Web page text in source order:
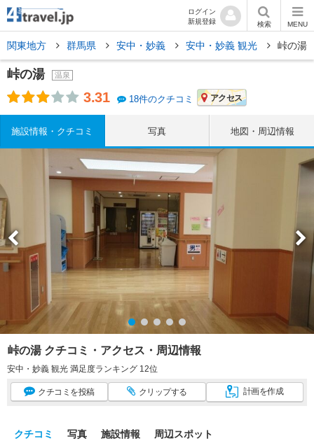
ログイン
新規登録
検索 MENU
関東地方 群馬県 安中・妙義 安中・妙義 観光 峠の湯
峠の湯 温泉
3.31 18件のクチコミ アクセス
施設情報・クチコミ 写真 地図・周辺情報
峠の湯 クチコミ・アクセス・周辺情報
安中・妙義 観光 満足度ランキング 12位
クチコミ を投稿 クリップする 計画を作成
クチコミ 写真 施設情報 周辺スポット